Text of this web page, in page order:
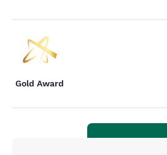
Gold Award